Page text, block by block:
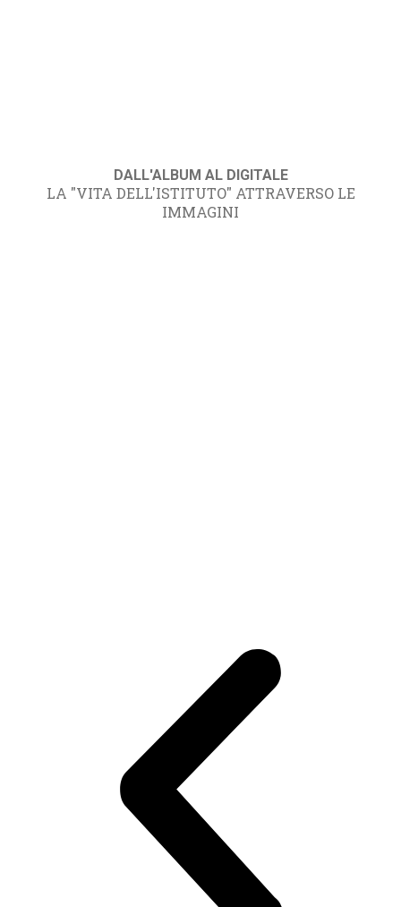
DALL'ALBUM AL DIGITALE
LA "VITA DELL'ISTITUTO" ATTRAVERSO LE
IMMAGINI